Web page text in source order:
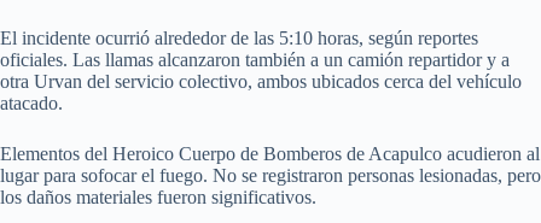
El incidente ocurrió alrededor de las 5:10 horas, según reportes
oficiales. Las llamas alcanzaron también a un camión repartidor y a
otra Urvan del servicio colectivo, ambos ubicados cerca del vehículo
atacado.
Elementos del Heroico Cuerpo de Bomberos de Acapulco acudieron al
lugar para sofocar el fuego. No se registraron personas lesionadas, pero
los daños materiales fueron significativos.